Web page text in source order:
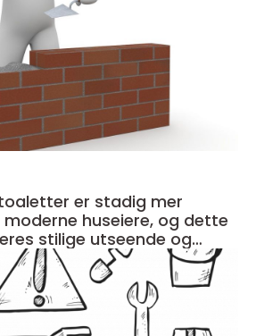
er stadig mer
huseiere, og dette
stilige utseende og
design